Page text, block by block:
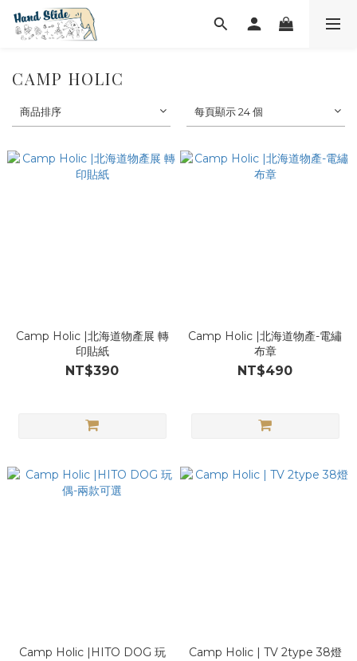
CAMP HOLIC
商品排序 每頁顯示 24 個
Camp Holic |北海道物產展 轉
印貼紙
NT$390
Camp Holic |北海道物產-電繡
布章
NT$490
Camp Holic |HITO DOG 玩
Camp Holic | TV 2type 38燈